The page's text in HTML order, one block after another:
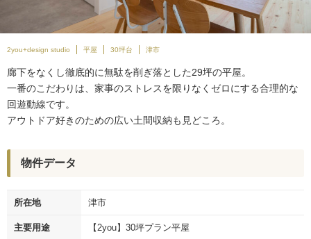
2you+design studio 平屋 30坪台 津市
廊下をなくし徹底的に無駄を削ぎ落とした29坪の平屋。
一番のこだわりは、家事のストレスを限りなくゼロにする合理的な
回遊動線です。
アウトドア好きのための広い土間収納も見どころ。
物件データ
所在地 津市
主要用途 【2you】30坪プラン平屋